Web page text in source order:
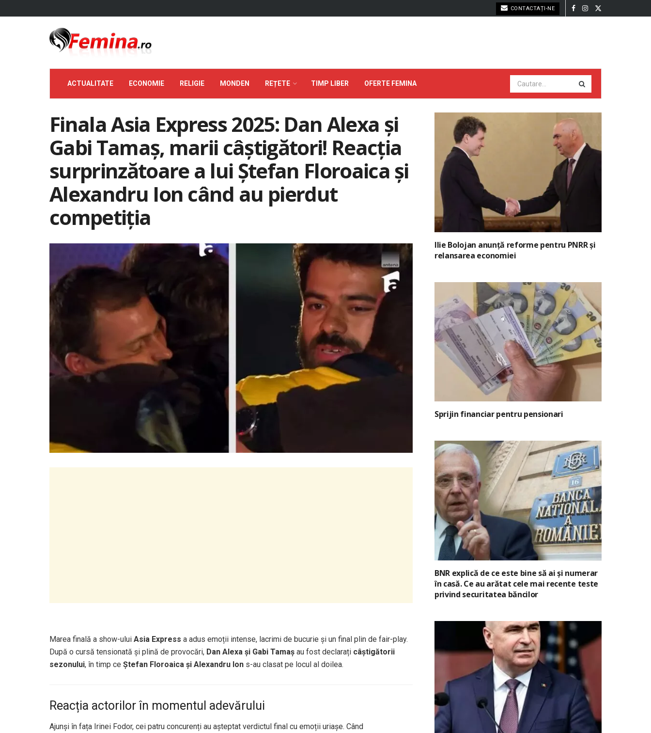
CONTACTAȚI-NE
ACTUALITATE ECONOMIE RELIGIE MONDEN REȚETE TIMP LIBER OFERTE FEMINA
Finala Asia Express 2025: Dan Alexa și
Gabi Tamaș, marii câștigători! Reacția
surprinzătoare a lui Ștefan Floroaica și
Alexandru Ion când au pierdut
competiția
Marea finală a show-ului Asia Express a adus emoții intense, lacrimi de bucurie și un final plin de fair-play.
După o cursă tensionată și plină de provocări, Dan Alexa și Gabi Tamaș au fost declarați câștigătorii
sezonului, în timp ce Ștefan Floroaica și Alexandru Ion s-au clasat pe locul al doilea.
Reacția actorilor în momentul adevărului
Ajunși în fața Irinei Fodor, cei patru concurenți au așteptat verdictul final cu emoții uriașe. Când
Ilie Bolojan anunță reforme pentru PNRR și
relansarea economiei
Sprijin financiar pentru pensionari
BNR explică de ce este bine să ai și numerar
în casă. Ce au arătat cele mai recente teste
privind securitatea băncilor